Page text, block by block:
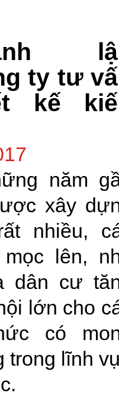
ty tư
kế
năm
xây
nhiều,
lên,
dân cư
lớn cho
có
trong lĩnh